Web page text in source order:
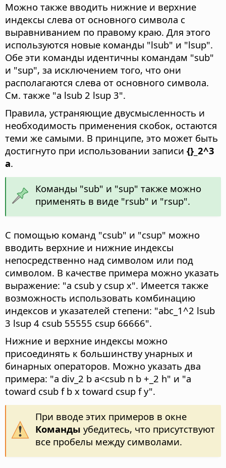
Можно также вводить нижние и верхние
индексы слева от основного символа с
выравниванием по правому краю. Для этого
используются новые команды "lsub" и "lsup".
Обе эти команды идентичны командам "sub"
и "sup", за исключением того, что они
располагаются слева от основного символа.
См. также "a lsub 2 lsup 3".
Правила, устраняющие двусмысленность и
необходимость применения скобок, остаются
теми же самыми. В принципе, это может быть
достигнуто при использовании записи {}_2^3
a.
Команды "sub" и "sup" также можно
применять в виде "rsub" и "rsup".
С помощью команд "csub" и "csup" можно
вводить верхние и нижние индексы
непосредственно над символом или под
символом. В качестве примера можно указать
выражение: "a csub y csup x". Имеется также
возможность использовать комбинацию
индексов и указателей степени: "abc_1^2 lsub
3 lsup 4 csub 55555 csup 66666".
Нижние и верхние индексы можно
присоединять к большинству унарных и
бинарных операторов. Можно указать два
примера: "a div_2 b a<csub n b +_2 h" и "a
toward csub f b x toward csup f y".
При вводе этих примеров в окне
Команды убедитесь, что присутствуют
все пробелы между символами.